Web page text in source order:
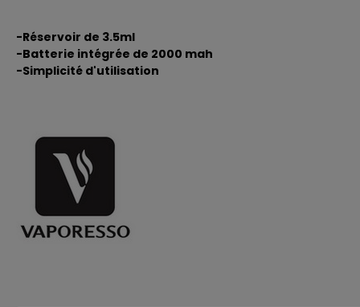
-Réservoir de 3.5ml
-Batterie intégrée de 2000 mah
-Simplicité d'utilisation